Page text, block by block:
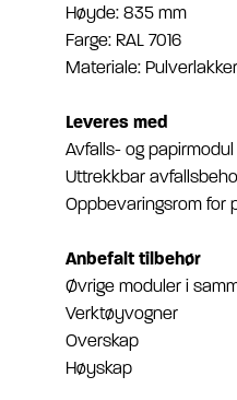
Høyde: 835 mm
Farge: RAL 7016
Materiale:
Leveres med
Avfalls- og papirmodul
Uttrekkbar
Oppbevaringsrom for
Anbefalt tilbehør
Øvrige moduler i
Verktøyvogner
Overskap
Høyskap